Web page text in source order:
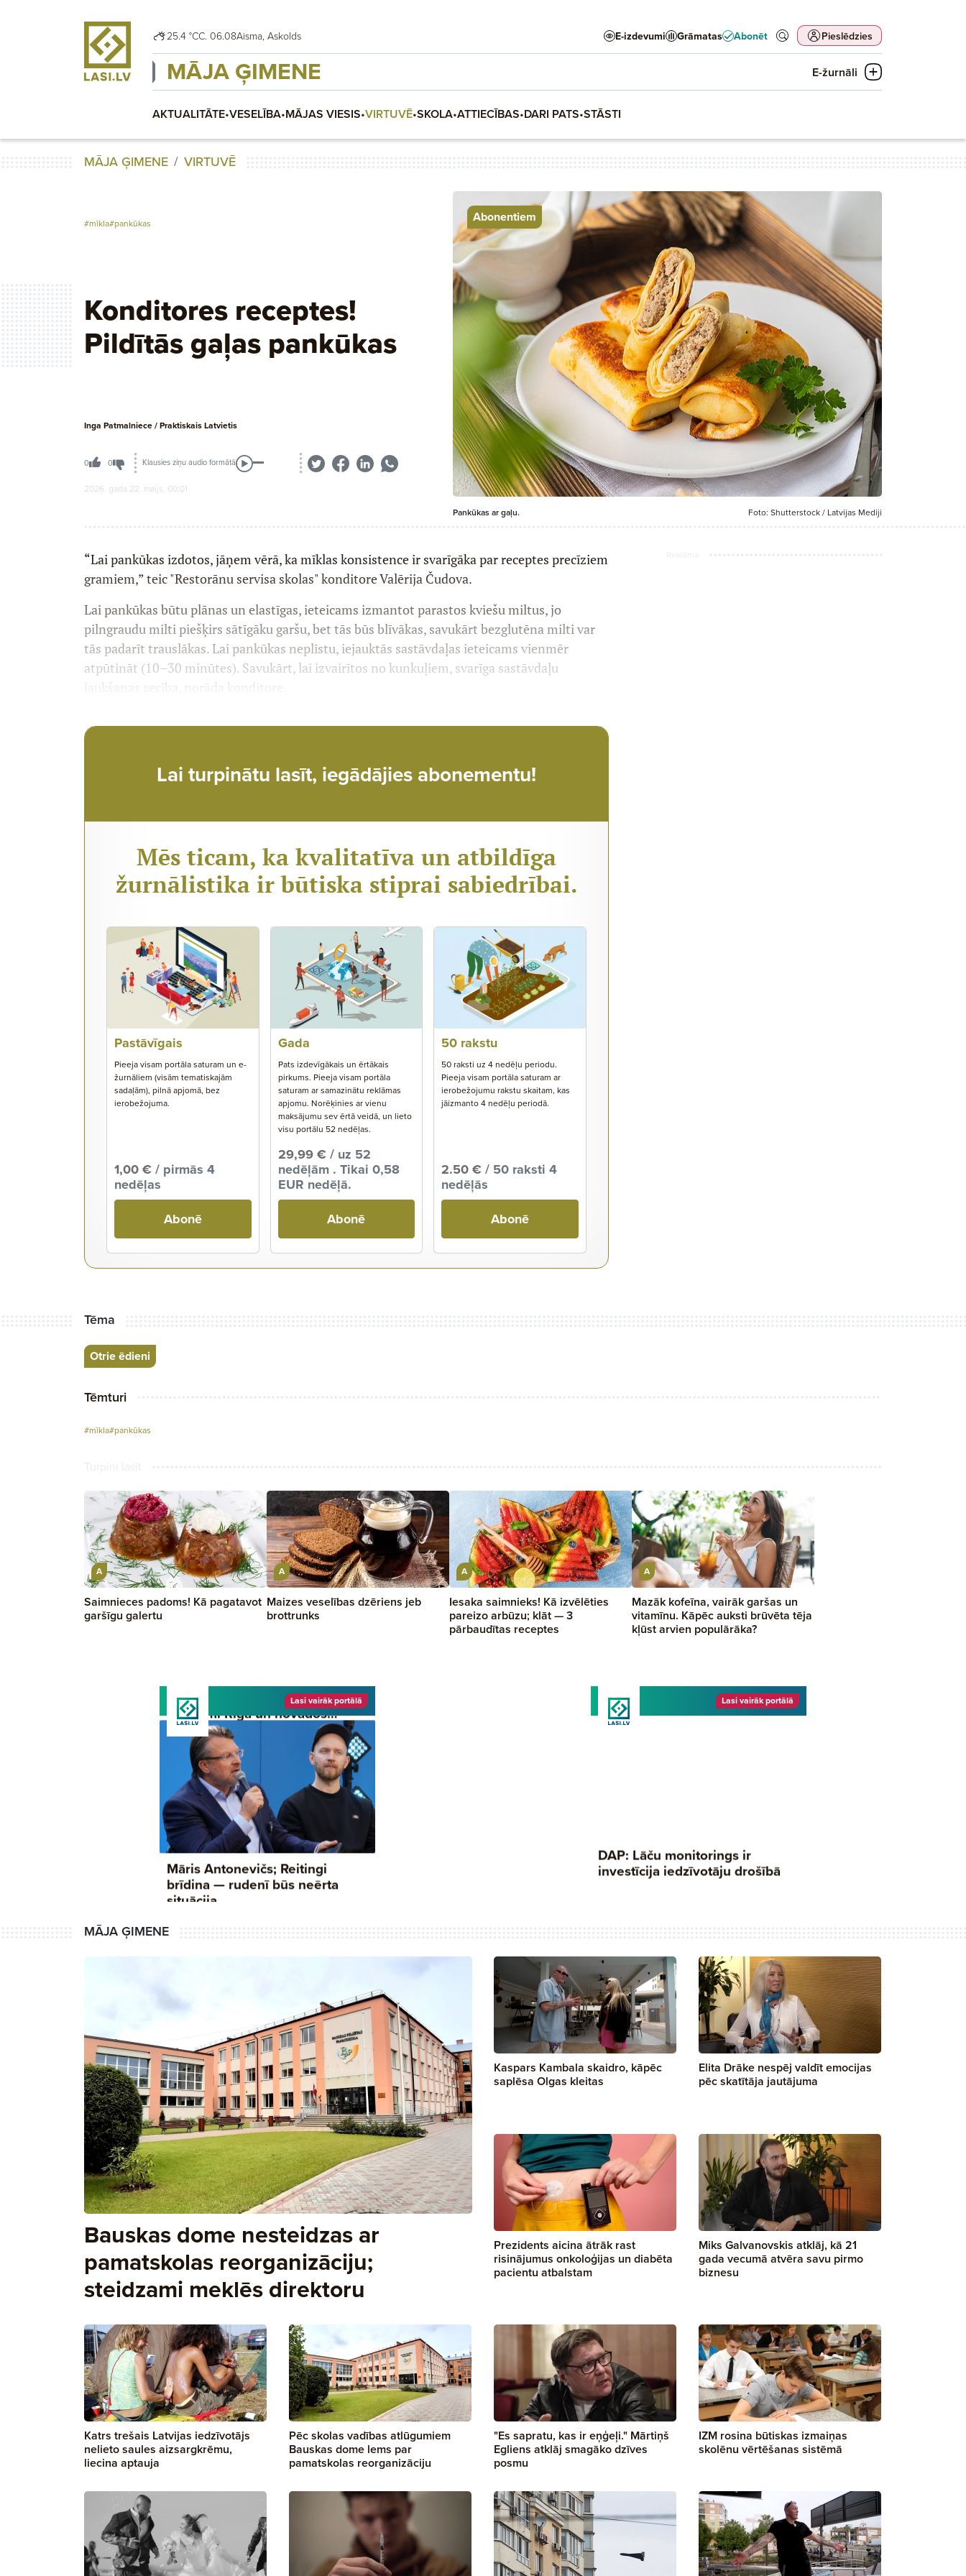
25.4 °CC. 06.08 Aisma, Askolds E-izdevumi Grāmatas Abonēt Pieslēdzies
MĀJA ĢIMENE E-žurnāli
AKTUALITĀTE•VESELĪBA•MĀJAS VIESIS•VIRTUVĒ•SKOLA•ATTIECĪBAS•DARI PATS•STĀSTI
MĀJA ĢIMENE VIRTUVĒ
#mīkla#pankūkas
Konditores receptes!
Pildītās gaļas pankūkas
Inga Patmalniece / Praktiskais Latvietis
0 0 Klausies ziņu audio formātā
2026. gada 22. maijs, 00:01
Abonentiem
Pankūkas ar gaļu. Foto: Shutterstock / Latvijas Mediji
“Lai pankūkas izdotos, jāņem vērā, ka mīklas konsistence ir svarīgāka par receptes precīziem
gramiem,” teic "Restorānu servisa skolas" konditore Valērija Čudova.
Lai pankūkas būtu plānas un elastīgas, ieteicams izmantot pa­rastos kviešu miltus, jo
pilngrau­du milti piešķirs sātīgāku garšu, bet tās būs blīvākas, savukārt bezglutē­na milti var
tās padarīt trauslākas. Lai pankūkas neplīstu, iejauktās sa­stāvdaļas ieteicams vienmēr
atpūtināt (10–30 minūtes). Savukārt, lai izvai­rītos no kunkuļiem, svarīga sastāv­daļu
jaukšanas secība, norāda kondi­tore.
Lai turpinātu lasīt, iegādājies abonementu!
Mēs ticam, ka kvalitatīva un atbildīga
žurnālistika ir būtiska stiprai sabiedrībai.
Pastāvīgais
Pieeja visam portāla saturam un e-
žurnāliem (visām tematiskajām
sadaļām), pilnā apjomā, bez
ierobežojuma.
1,00 €/ pirmās 4
nedēļas
Abonē
Gada
Pats izdevīgākais un ērtākais
pirkums. Pieeja visam portāla
saturam ar samazinātu reklāmas
apjomu. Norēķinies ar vienu
maksājumu sev ērtā veidā, un lieto
visu portālu 52 nedēļas.
29,99 €/ uz 52
nedēļām . Tikai 0,58
EUR nedēļā.
Abonē
50 rakstu
50 raksti uz 4 nedēļu periodu.
Pieeja visam portāla saturam ar
ierobežojumu rakstu skaitam, kas
jāizmanto 4 nedēļu periodā.
2.50 €/ 50 raksti 4
nedēļās
Abonē
Tēma
Otrie ēdieni
Tēmturi
#mīkla#pankūkas
A
Saimnieces padoms! Kā pagatavot
garšīgu galertu
A
Maizes veselības dzēriens jeb
brottrunks
A
Iesaka saimnieks! Kā izvēlēties
pareizo arbūzu; klāt — 3
pārbaudītas receptes
A
Mazāk kofeīna, vairāk garšas un
vitamīnu. Kāpēc auksti brūvēta tēja
kļūst arvien populārāka?
MĀJA ĢIMENE
Bauskas dome nesteidzas ar
pamatskolas reorganizāciju;
steidzami meklēs direktoru
Kaspars Kambala skaidro, kāpēc
saplēsa Olgas kleitas
Elita Drāke nespēj valdīt emocijas
pēc skatītāja jautājuma
Prezidents aicina ātrāk rast
risinājumus onkoloģijas un diabēta
pacientu atbalstam
Miks Galvanovskis atklāj, kā 21
gada vecumā atvēra savu pirmo
biznesu
Katrs trešais Latvijas iedzīvotājs
nelieto saules aizsargkrēmu,
liecina aptauja
Pēc skolas vadības atlūgumiem
Bauskas dome lems par
pamatskolas reorganizāciju
"Es sapratu, kas ir eņģeļi." Mārtiņš
Egliens atklāj smagāko dzīves
posmu
IZM rosina būtiskas izmaiņas
skolēnu vērtēšanas sistēmā